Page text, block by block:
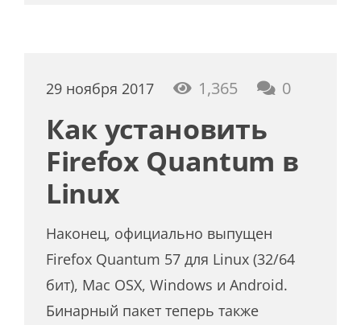
29 ноября 2017 1,365 0
Как установить
Firefox Quantum в
Linux
Наконец, официально выпущен
Firefox Quantum 57 для Linux (32/64
бит), Mac OSX, Windows и Android.
Бинарный пакет теперь также